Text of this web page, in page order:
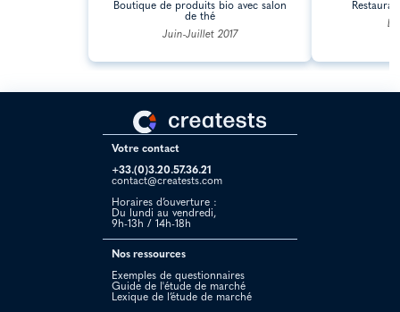
Boutique de produits bio avec salon
de thé
Juin-Juillet 2017
Votre contact
+33.(0)3.20.57.36.21
contact@creatests.com
Horaires d’ouverture :
Du lundi au vendredi,
9h-13h / 14h-18h
Nos ressources
Exemples de questionnaires
Guide de l'étude de marché
Lexique de l’étude de marché